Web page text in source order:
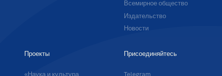
Всемирное общество
Издательство
Новости
Проекты
«Наука и культура
Присоединяйтесь
Telegram